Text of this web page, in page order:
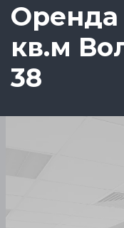
Оренда
кв.м
38